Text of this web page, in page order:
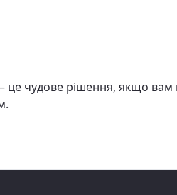
це чудове рішення, якщо